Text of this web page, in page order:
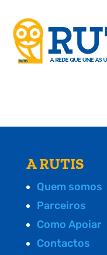
A RUTIS
Quem somos
Parceiros
Como Apoiar
Contactos